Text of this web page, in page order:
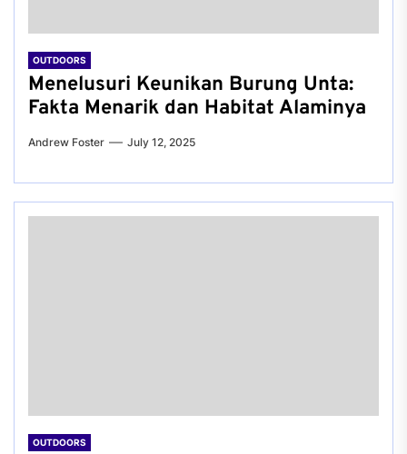
OUTDOORS
Menelusuri Keunikan Burung Unta:
Fakta Menarik dan Habitat Alaminya
Andrew Foster July 12, 2025
OUTDOORS